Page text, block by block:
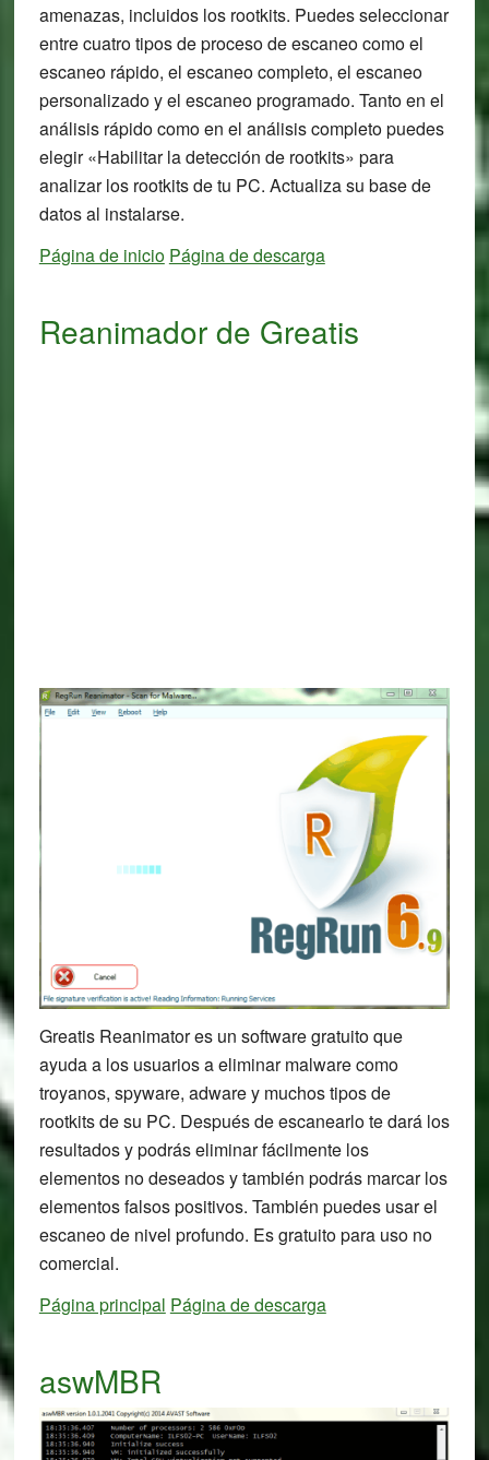
amenazas, incluidos los rootkits. Puedes seleccionar
entre cuatro tipos de proceso de escaneo como el
escaneo rápido, el escaneo completo, el escaneo
personalizado y el escaneo programado. Tanto en el
análisis rápido como en el análisis completo puedes
elegir «Habilitar la detección de rootkits» para
analizar los rootkits de tu PC. Actualiza su base de
datos al instalarse.
Página de inicio Página de descarga
Reanimador de Greatis
Greatis Reanimator es un software gratuito que
ayuda a los usuarios a eliminar malware como
troyanos, spyware, adware y muchos tipos de
rootkits de su PC. Después de escanearlo te dará los
resultados y podrás eliminar fácilmente los
elementos no deseados y también podrás marcar los
elementos falsos positivos. También puedes usar el
escaneo de nivel profundo. Es gratuito para uso no
comercial.
Página principal Página de descarga
aswMBR